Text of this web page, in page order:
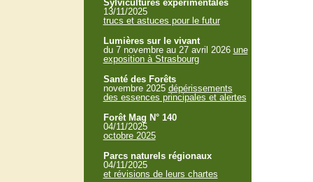
Sylvicultures expérimentales
13/11/2025
trucs et astuces pour le futur
Lumières sur le vivant
du 7 novembre au 27 avril 2026 une
exposition à Strasbourg
Santé des Forêts
novembre 2025 dépérissements
des essences principales et alertes
Forêt Mag N° 140
04/11/2025
octobre 2025
Parcs naturels régionaux
04/11/2025
et révisions de leurs chartes